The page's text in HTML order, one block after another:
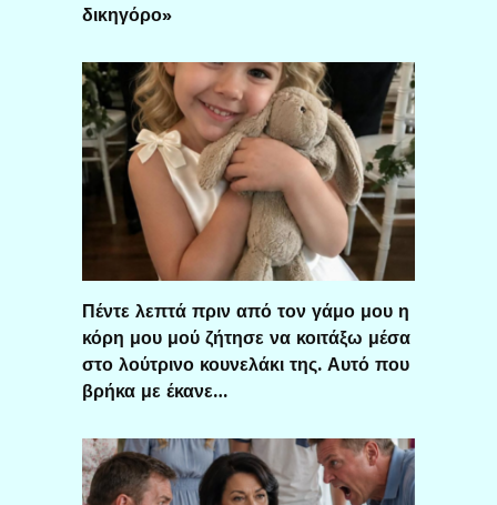
δικηγόρο»
Πέντε λεπτά πριν από τον γάμο μου η
κόρη μου μού ζήτησε να κοιτάξω μέσα
στο λούτρινο κουνελάκι της. Αυτό που
βρήκα με έκανε…